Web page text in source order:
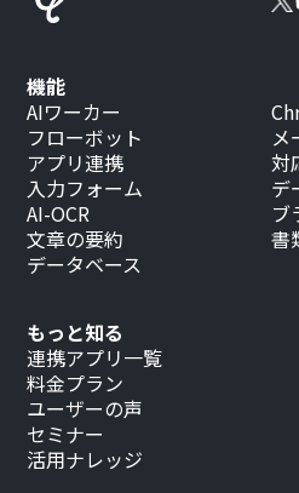
もっと知る
連携アプリ一覧
料金プラン
ユーザーの声
セミナー
活用ナレッジ
機能
AIワーカー
フローボット
アプリ連携
入力フォーム
AI-OCR
文章の要約
データベース
メ
対
デ
ブ
書